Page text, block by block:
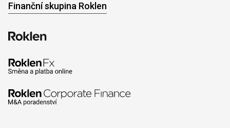
Finanční skupina Roklen